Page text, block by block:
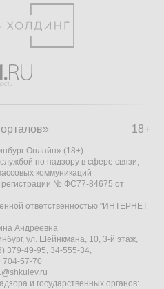
18+
Онлайн» (18+)
по надзору в сфере связи,
коммуникаций
регистрации № ФС77-84675 от
ответственностью "ИНТЕРНЕТ
Андреевна
ул. Шейнкмана, 10, 3-й этаж,
379-49-95, 34-555-34,
704-57-70
и государственных органов: